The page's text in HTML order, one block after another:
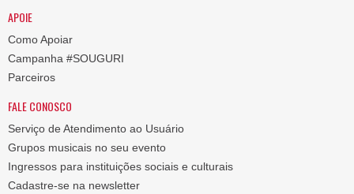
APOIE
Como Apoiar
Campanha #SOUGURI
Parceiros
FALE CONOSCO
Serviço de Atendimento ao Usuário
Grupos musicais no seu evento
Ingressos para instituições sociais e culturais
Cadastre-se na newsletter